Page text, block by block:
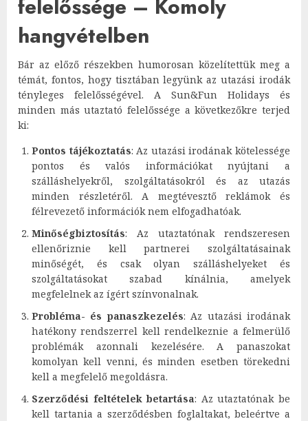
felelőssége – Komoly
hangvételben
Bár az előző részekben humorosan közelítettük meg a
témát, fontos, hogy tisztában legyünk az utazási irodák
tényleges felelősségével. A Sun&Fun Holidays és
minden más utaztató felelőssége a következőkre terjed
ki:
Pontos tájékoztatás: Az utazási irodának kötelessége
pontos és valós információkat nyújtani a
szálláshelyekről, szolgáltatásokról és az utazás
minden részletéről. A megtévesztő reklámok és
félrevezető információk nem elfogadhatóak.
Minőségbiztosítás: Az utaztatónak rendszeresen
ellenőriznie kell partnerei szolgáltatásainak
minőségét, és csak olyan szálláshelyeket és
szolgáltatásokat szabad kínálnia, amelyek
megfelelnek az ígért színvonalnak.
Probléma- és panaszkezelés: Az utazási irodának
hatékony rendszerrel kell rendelkeznie a felmerülő
problémák azonnali kezelésére. A panaszokat
komolyan kell venni, és minden esetben törekedni
kell a megfelelő megoldásra.
Szerződési feltételek betartása: Az utaztatónak be
kell tartania a szerződésben foglaltakat, beleértve a